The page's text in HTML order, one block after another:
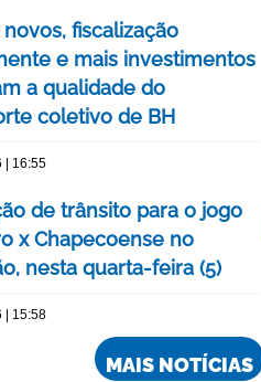
fiscalização
e mais investimentos
a qualidade do
coletivo de BH
| 16:55
de trânsito para o jogo
x Chapecoense no
nesta quarta-feira (5)
| 15:58
MAIS NOTÍCIAS